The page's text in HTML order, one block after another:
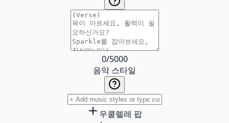
0/5000
음악 스타일
우쿨렐레 팝